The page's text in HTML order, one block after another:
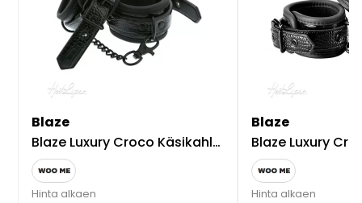
Blaze
Blaze Luxury Croco Käsikahleet
Hinta alkaen
Blaze
Blaze Luxury
Hinta alkaen